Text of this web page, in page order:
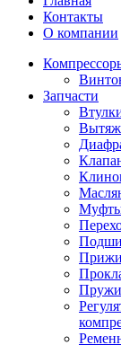
Контакты
О компании
Запчасти
Муфты